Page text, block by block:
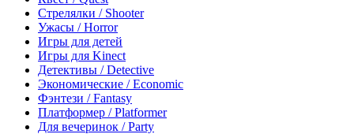
Стрелялки / Shooter
Ужасы / Horror
Игры для детей
Игры для Kinect
Детективы / Detective
Экономические / Economic
Фэнтези / Fantasy
Платформер / Platformer
Для вечеринок / Party